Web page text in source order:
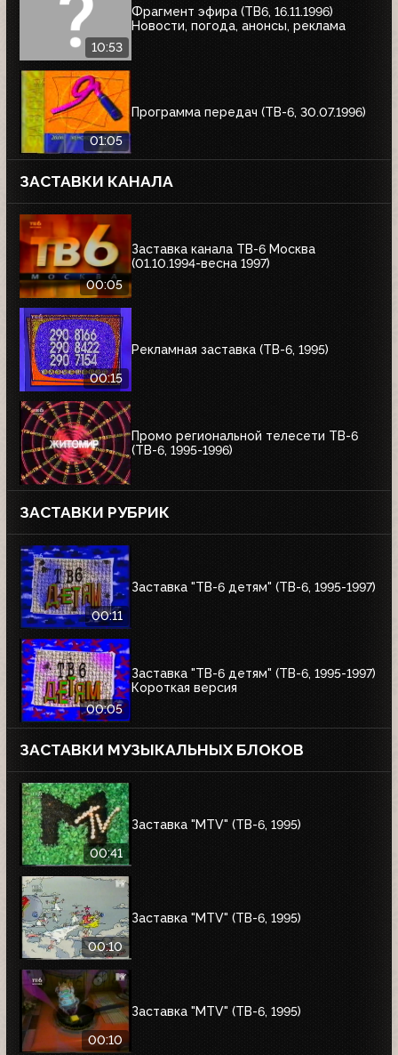
10:53
Фрагмент эфира (ТВ6, 16.11.1996)
Новости, погода, анонсы, реклама
01:05
Программа передач (ТВ-6, 30.07.1996)
ЗАСТАВКИ КАНАЛА
00:05
Заставка канала ТВ-6 Москва
(01.10.1994-весна 1997)
00:15
Рекламная заставка (ТВ-6, 1995)
Промо региональной телесети ТВ-6
(ТВ-6, 1995-1996)
ЗАСТАВКИ РУБРИК
00:11
Заставка "ТВ-6 детям" (ТВ-6, 1995-1997)
00:05
Заставка "ТВ-6 детям" (ТВ-6, 1995-1997)
Короткая версия
ЗАСТАВКИ МУЗЫКАЛЬНЫХ БЛОКОВ
00:41
Заставка "MTV" (ТВ-6, 1995)
00:10
Заставка "MTV" (ТВ-6, 1995)
00:10
Заставка "MTV" (ТВ-6, 1995)